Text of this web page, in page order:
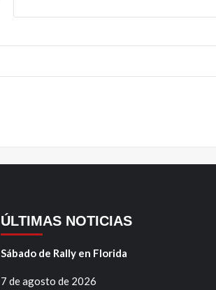
ÚLTIMAS NOTICIAS
Sábado de Rally en Florida
7 de agosto de 2026